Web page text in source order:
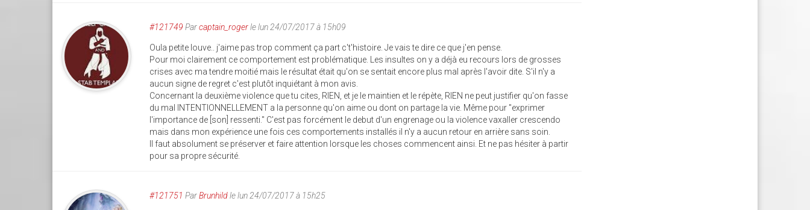
#121749 Parcaptain_rogerle lun 24/07/2017 à 15h09
Oula petite louve.. j'aime pas trop comment ça part c't'histoire. Je vais te dire ce que j'en pense.
Pour moi clairement ce comportement est problématique. Les insultes on y a déjà eu recours lors de grosses
crises avec ma tendre moitié mais le résultat était qu'on se sentait encore plus mal après l'avoir dite. S'il n'y a
aucun signe de regret c'est plutôt inquiétant à mon avis.
Concernant la deuxième violence que tu cites, RIEN, et je le maintien et le répète, RIEN ne peut justifier qu'on fasse
du mal INTENTIONNELLEMENT a la personne qu'on aime ou dont on partage la vie. Même pour "exprimer
l'importance de [son] ressenti." C'est pas forcément le debut d'un engrenage ou la violence vaxaller crescendo
mais dans mon expérience une fois ces comportements installés il n'y a aucun retour en arrière sans soin.
Il faut absolument se préserver et faire attention lorsque les choses commencent ainsi. Et ne pas hésiter à partir
pour sa propre sécurité.
#121751 ParBrunhildle lun 24/07/2017 à 15h25